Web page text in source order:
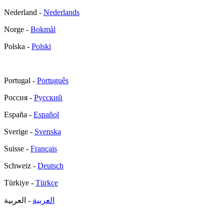
Nederland - Nederlands
Norge - Bokmål
Polska - Polski
Portugal - Português
Россия - Русский
España - Español
Sverige - Svenska
Suisse - Français
Schweiz - Deutsch
Türkiye - Türkçe
العربية - العربية